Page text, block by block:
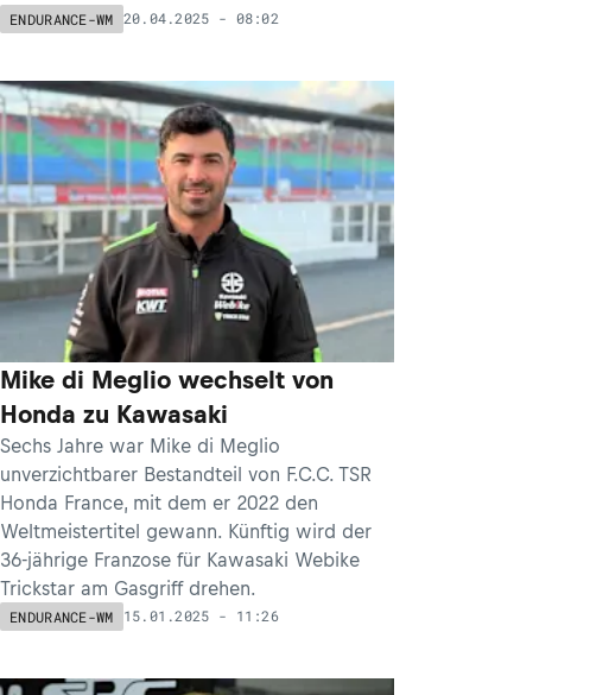
ENDURANCE-WM 20.04.2025 - 08:02
Mike di Meglio wechselt von
Honda zu Kawasaki
Sechs Jahre war Mike di Meglio
unverzichtbarer Bestandteil von F.C.C. TSR
Honda France, mit dem er 2022 den
Weltmeistertitel gewann. Künftig wird der
36-jährige Franzose für Kawasaki Webike
Trickstar am Gasgriff drehen.
ENDURANCE-WM 15.01.2025 - 11:26